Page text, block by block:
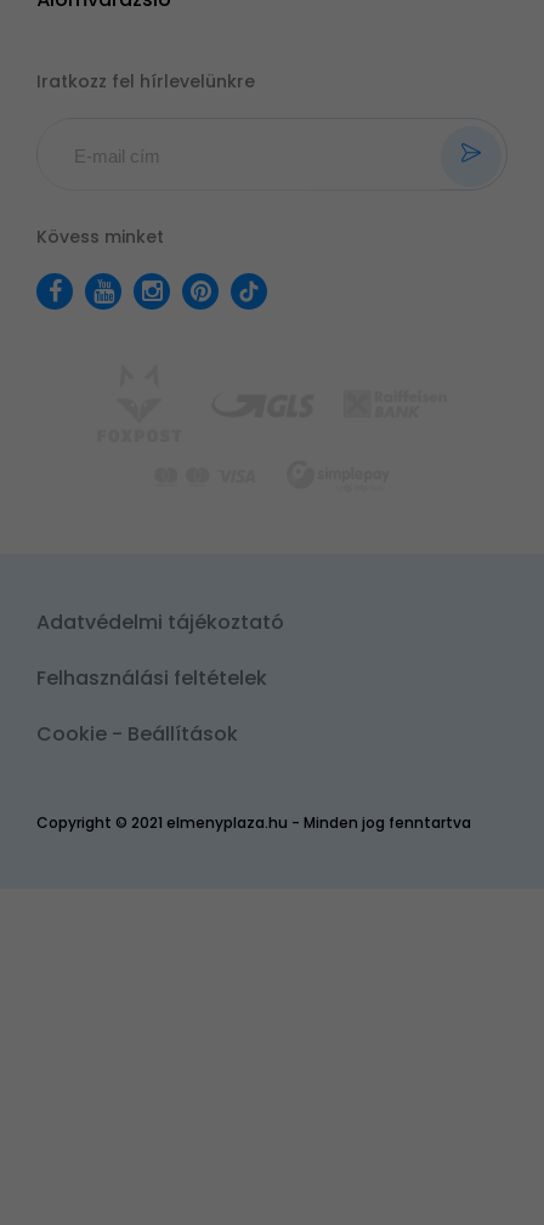
Iratkozz fel hírlevelünkre
Kövess minket
Copyright © 2021 elmenyplaza.hu - Minden jog fenntartva
Adatvédelmi tájékoztató
Felhasználási feltételek
Cookie - Beállítások